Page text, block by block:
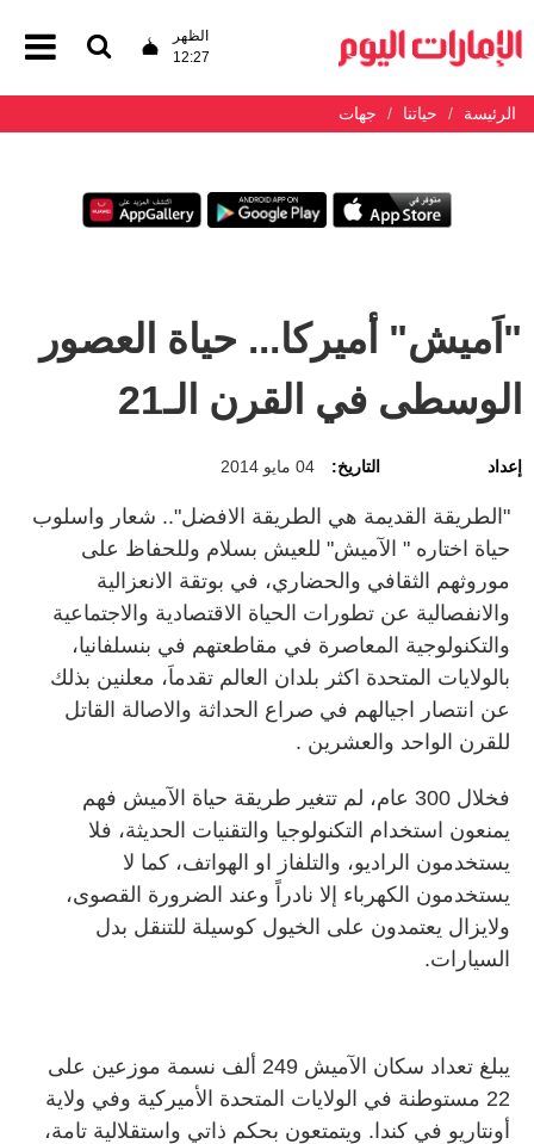
الظهر
12:27
الرئيسة حياتنا جهات
"اَميش" أميركا... حياة العصور
الوسطى في القرن الـ21
إعداد التاريخ: 04 مايو 2014
"الطريقة القديمة هي الطريقة الافضل".. شعار واسلوب
حياة اختاره " الآميش" للعيش بسلام وللحفاظ على
موروثهم الثقافي والحضاري، في بوتقة الانعزالية
والانفصالية عن تطورات الحياة الاقتصادية والاجتماعية
والتكنولوجية المعاصرة في مقاطعتهم في بنسلفانيا،
بالولايات المتحدة اكثر بلدان العالم تقدماَ، معلنين بذلك
عن انتصار اجيالهم في صراع الحداثة والاصالة القاتل
للقرن الواحد والعشرين .
فخلال 300 عام، لم تتغير طريقة حياة الآميش فهم
يمنعون استخدام التكنولوجيا والتقنيات الحديثة، فلا
يستخدمون الراديو، والتلفاز او الهواتف، كما لا
يستخدمون الكهرباء إلا نادراً وعند الضرورة القصوى،
ولايزال يعتمدون على الخيول كوسيلة للتنقل بدل
السيارات.
يبلغ تعداد سكان الآميش 249 ألف نسمة موزعين على
22 مستوطنة في الولايات المتحدة الأميركية وفي ولاية
أونتاريو في كندا. ويتمتعون بحكم ذاتي واستقلالية تامة،